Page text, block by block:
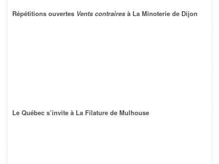
Répétitions ouvertes Vents contraires à La Minoterie de Dijon
Le Québec s’invite à La Filature de Mulhouse